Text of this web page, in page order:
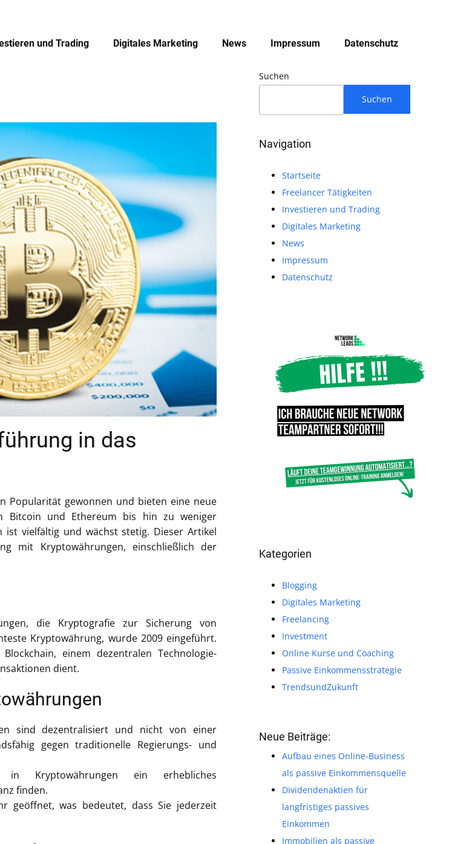
und Trading Digitales Marketing News Impressum Datenschutz
in das
Popularität gewonnen und bieten eine neue
Bitcoin und Ethereum bis hin zu weniger
ist vielfältig und wächst stetig. Dieser Artikel
mit Kryptowährungen, einschließlich der
die Kryptografie zur Sicherung von
Kryptowährung, wurde 2009 eingeführt.
einem dezentralen Technologie-
dient.
sind dezentralisiert und nicht von einer
gegen traditionelle Regierungs- und
Kryptowährungen ein erhebliches
finden.
was bedeutet, dass Sie jederzeit
Suchen
Suchen
Navigation
Startseite
Freelancer Tätigkeiten
Investieren und Trading
Digitales Marketing
News
Impressum
Datenschutz
Kategorien
Blogging
Digitales Marketing
Freelancing
Investment
Online Kurse und Coaching
Passive Einkommensstrategie
TrendsundZukunft
Neue Beiträge:
Aufbau eines Online-Business
als passive Einkommensquelle
Dividendenaktien für
langfristiges passives
Einkommen
Immobilien als passive